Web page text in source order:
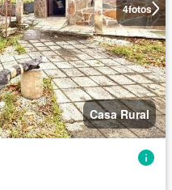
4fotos
Casa Rural